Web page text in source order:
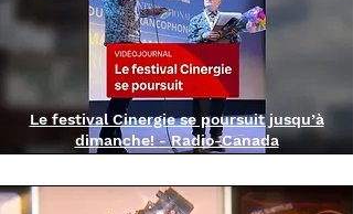
Le festival Cinergie se poursuit jusqu’à
dimanche!-Radio-Canada